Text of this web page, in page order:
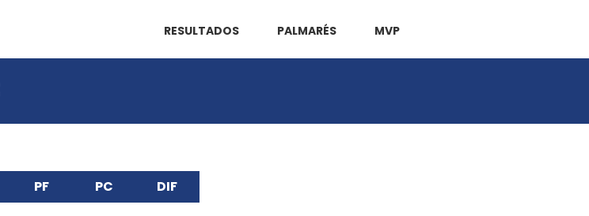
RESULTADOS PALMARÉS MVP
PF PC DIF